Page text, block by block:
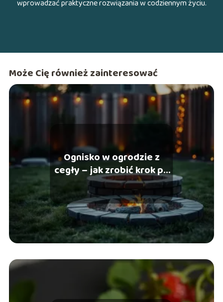
wprowadzać praktyczne rozwiązania w codziennym życiu.
Może Cię również zainteresować
Ognisko w ogrodzie z
cegły – jak zrobić krok po
kroku?